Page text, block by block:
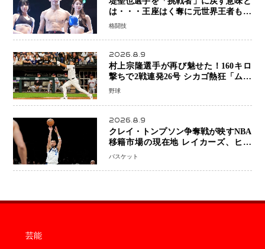
は・・・王座はく奪に元世界王者も疑
問符 見たいのは井上拓真選手、那須
格闘技
2026.8.9
村上宗隆選手が再び魅せた！160キロ
撃ちで2戦連発26号 シカゴ熱狂「ムネ
はスターだ」米ファンの人気も急上昇
野球
2026.8.9
クレイ・トンプソン争奪戦が映すNBA
移籍市場の現在地 レイカーズ、ヒー
トが注目する36歳の名シューターをマ
バスケット
芸能